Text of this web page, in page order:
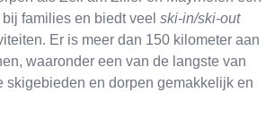
families en biedt veel ski-in/ski-out
Er is meer dan 150 kilometer aan
waaronder een van de langste van
skigebieden en dorpen gemakkelijk en